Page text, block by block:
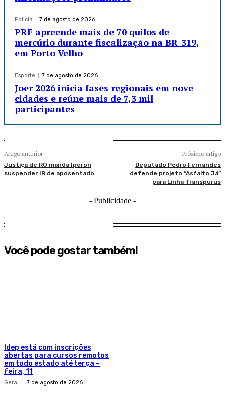
Policia 7 de agosto de 2026
PRF apreende mais de 70 quilos de
mercúrio durante fiscalização na BR-319,
em Porto Velho
Esporte 7 de agosto de 2026
Joer 2026 inicia fases regionais em nove
cidades e reúne mais de 7,3 mil
participantes
Artigo anterior
Justiça de RO manda Iperon
suspender IR de aposentado
Próximo artigo
Deputado Pedro Fernandes
defende projeto “Asfalto Já”
para Linha Transpurus
- Publicidade -
Você pode gostar também!
Idep está com inscrições
abertas para cursos remotos
em todo estado até terça –
feira, 11
Geral 7 de agosto de 2026